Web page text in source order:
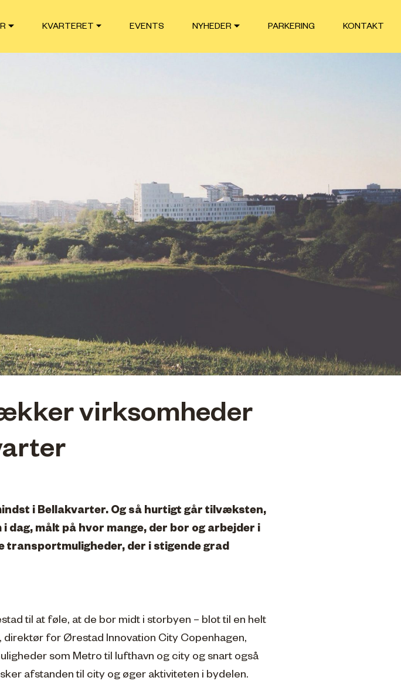
KVARTERET EVENTS NYHEDER PARKERING KONTAKT
virksomheder
i Bellakvarter. Og så hurtigt går tilvæksten,
målt på hvor mange, der bor og arbejder i
transportmuligheder, der i stigende grad
til at føle, at de bor midt i storbyen – blot til en helt
direktør for Ørestad Innovation City Copenhagen,
som Metro til lufthavn og city og snart også
afstanden til city og øger aktiviteten i bydelen.